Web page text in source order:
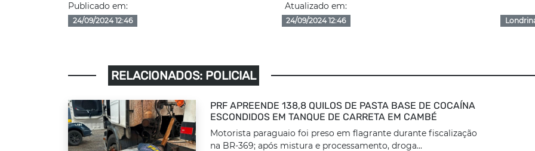
Publicado em:
24/09/2024 12:46
Atualizado em:
24/09/2024 12:46
RELACIONADOS: POLICIAL
PRF APREENDE 138,8 QUILOS DE PASTA BASE DE COCAÍNA
ESCONDIDOS EM TANQUE DE CARRETA EM CAMBÉ
Motorista paraguaio foi preso em flagrante durante fiscalização
na BR-369; após mistura e processamento, droga...